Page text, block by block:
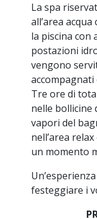
La spa
all’area
la piscina con
postazioni
vengono
accompagnati
Tre ore di
nelle bollicine
vapori del
nell’area
un momento
festeggiare i